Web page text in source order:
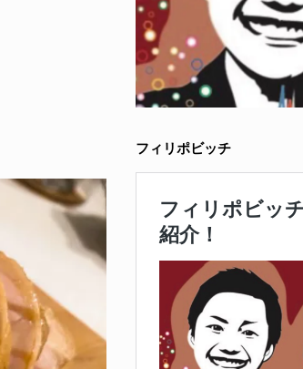
フィリポビッチ